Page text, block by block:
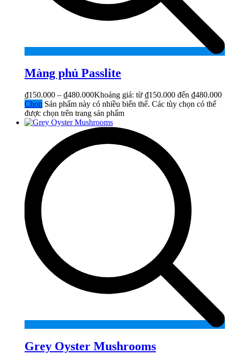
Màng phủ Passlite
₫150.000 – ₫480.000Khoảng giá: từ ₫150.000 đến ₫480.000
Chọn Sản phẩm này có nhiều biến thể. Các tùy chọn có thể
được chọn trên trang sản phẩm
Grey Oyster Mushrooms